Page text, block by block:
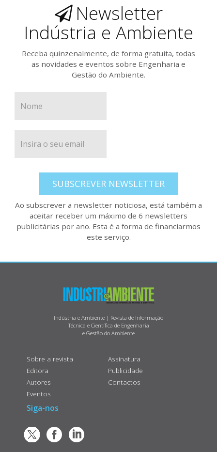
Newsletter
Indústria e Ambiente
Receba quinzenalmente, de forma gratuita, todas
as novidades e eventos sobre Engenharia e
Gestão do Ambiente.
SUBSCREVER NEWSLETTER
Ao subscrever a newsletter noticiosa, está também a
aceitar receber um máximo de 6 newsletters
publicitárias por ano. Esta é a forma de financiarmos
este serviço.
Indústria e Ambiente | Revista de Informação
Técnica e Científica de Engenharia
e Gestão do Ambiente
Sobre a revista
Editora
Autores
Eventos
Assinatura
Publicidade
Contactos
Siga-nos